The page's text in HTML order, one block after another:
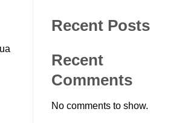
Recent Posts
Recent
Comments
No comments to show.